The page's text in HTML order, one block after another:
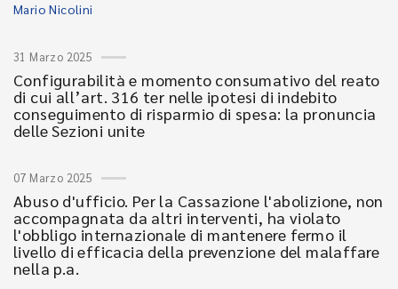
Mario Nicolini
31 Marzo 2025
Configurabilità e momento consumativo del reato
di cui all’art. 316 ter nelle ipotesi di indebito
conseguimento di risparmio di spesa: la pronuncia
delle Sezioni unite
07 Marzo 2025
Abuso d'ufficio. Per la Cassazione l'abolizione, non
accompagnata da altri interventi, ha violato
l'obbligo internazionale di mantenere fermo il
livello di efficacia della prevenzione del malaffare
nella p.a.